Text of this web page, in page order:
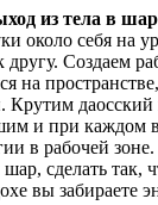
из тела в
около себя на
другу. Создаем
на
Крутим даосский
и при каждом
в рабочей
шар, сделать так,
вы забираете